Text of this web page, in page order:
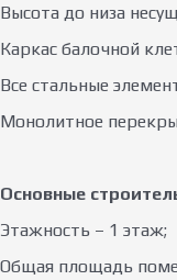
Высота до низа
Каркас балочной
Все стальные
Монолитное
Основные
Этажность – 1 этаж;
Общая площадь